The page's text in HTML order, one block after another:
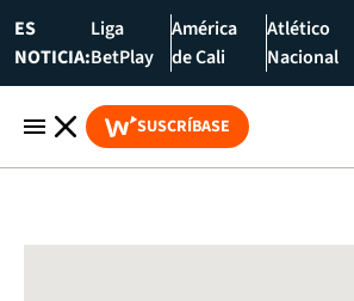
ES
NOTICIA:
Liga
BetPlay
América
de Cali
Atlético
Nacional
SUSCRÍBASE